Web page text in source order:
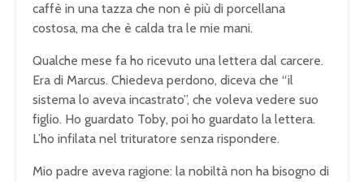
caffè in una tazza che non è più di porcellana
costosa, ma che è calda tra le mie mani.
Qualche mese fa ho ricevuto una lettera dal carcere.
Era di Marcus. Chiedeva perdono, diceva che “il
sistema lo aveva incastrato”, che voleva vedere suo
figlio. Ho guardato Toby, poi ho guardato la lettera.
L’ho infilata nel trituratore senza rispondere.
Mio padre aveva ragione: la nobiltà non ha bisogno di